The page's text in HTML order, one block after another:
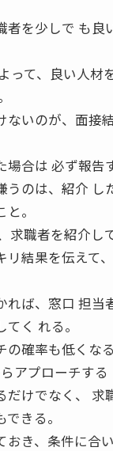
者を少しで も良
って、良い人材
いのが、面接
合は 必ず報告
うのは、紹介 し
。
求職者を紹介し
リ結果を伝えて
れば、窓口 担当
く れる。
確率も低くなる
らアプローチす
だけでなく、 求
きる。
おき、条件に合